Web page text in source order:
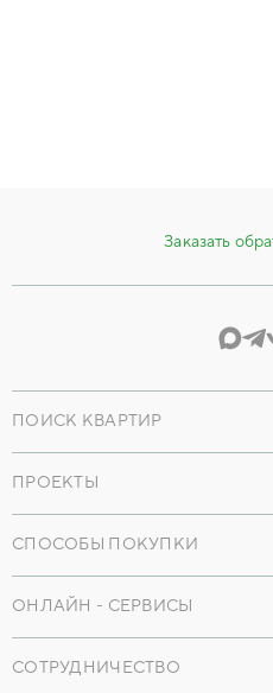
Заказать
ПОИСК КВАРТИР
По преимуществам
Машиноместа
Коммерция
ПРОЕКТЫ
СПОСОБЫ ПОКУПКИ
Ипотека
Рассрочка
ОНЛАЙН - СЕРВИСЫ
СОТРУДНИЧЕСТВО